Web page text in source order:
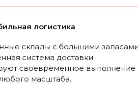
логистика
склады с большими
система доставки
своевременное выполнение
масштаба.